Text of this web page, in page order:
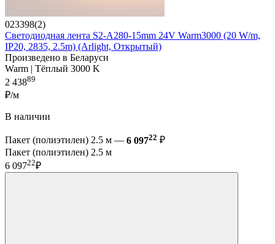
023398(2)
Светодиодная лента S2-A280-15mm 24V Warm3000 (20 W/m,
IP20, 2835, 2.5m) (Arlight, Открытый)
Произведено в Беларуси
Warm | Тёплый 3000 K
2 43889
₽/м
В наличии
Пакет (полиэтилен) 2.5 м — 6 09722 ₽
Пакет (полиэтилен) 2.5 м
6 09722₽